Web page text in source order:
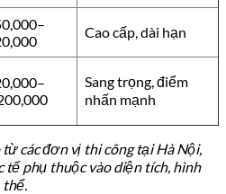
Cao cấp, dài hạn
Sang trọng, điểm
nhấn mạnh
các đơn vị thi công tại Hà Nội,
phụ thuộc vào diện tích, hình